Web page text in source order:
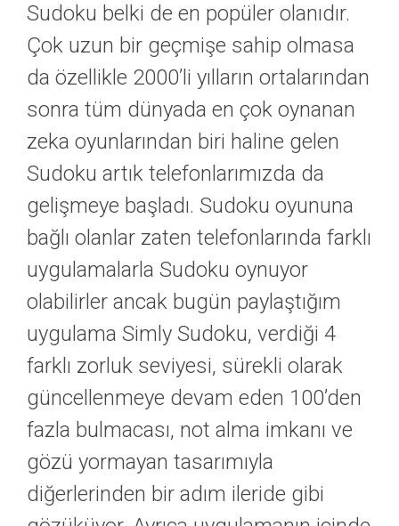
Sudoku belki de en popüler olanıdır.
Çok uzun bir geçmişe sahip olmasa
da özellikle 2000’li yılların ortalarından
sonra tüm dünyada en çok oynanan
zeka oyunlarından biri haline gelen
Sudoku artık telefonlarımızda da
gelişmeye başladı. Sudoku oyununa
bağlı olanlar zaten telefonlarında farklı
uygulamalarla Sudoku oynuyor
olabilirler ancak bugün paylaştığım
uygulama Simly Sudoku, verdiği 4
farklı zorluk seviyesi, sürekli olarak
güncellenmeye devam eden 100’den
fazla bulmacası, not alma imkanı ve
gözü yormayan tasarımıyla
diğerlerinden bir adım ileride gibi